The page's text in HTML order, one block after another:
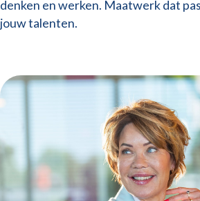
denken en werken. Maatwerk dat
jouw talenten.